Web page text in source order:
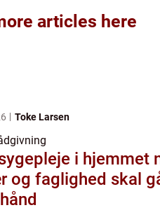
articles here
Toke Larsen
i hjemmet når
og faglighed skal